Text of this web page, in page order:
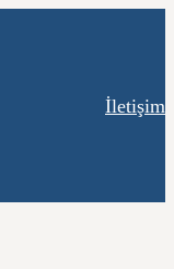
İletişim